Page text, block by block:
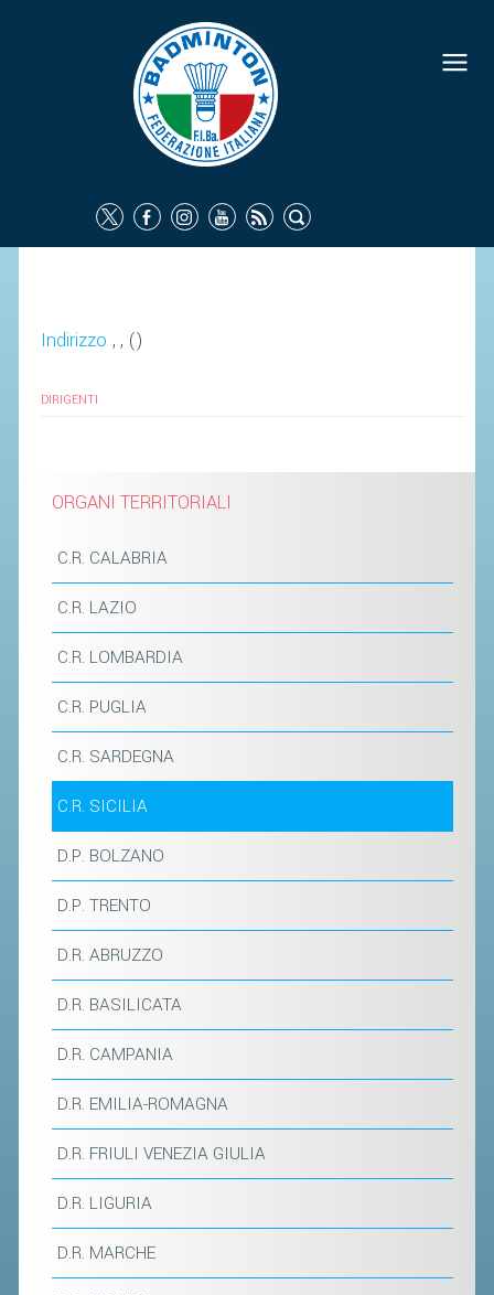
Indirizzo , , ()
DIRIGENTI
ORGANI TERRITORIALI
C.R. CALABRIA
C.R. LAZIO
C.R. LOMBARDIA
C.R. PUGLIA
C.R. SARDEGNA
C.R. SICILIA
D.P. BOLZANO
D.P. TRENTO
D.R. ABRUZZO
D.R. BASILICATA
D.R. CAMPANIA
D.R. EMILIA-ROMAGNA
D.R. FRIULI VENEZIA GIULIA
D.R. LIGURIA
D.R. MARCHE
FEDERAZIONE
IDENTITÀ
COMMISSIONI FEDERALI
ORGANI TERRITORIALI
SEGRETERIA FEDERALE
SAFEGUARDING
RICHIESTA PATROCINIO
GIUSTIZIA FEDERALE
PROVVEDIMENTI
MAGLIA AZZURRA
CTF – PALABADMINTON
ATLETI D'INTERESSE NAZIONALE
SCHEDE ATLETI
CENTRI TECNICI TERRITORIALI